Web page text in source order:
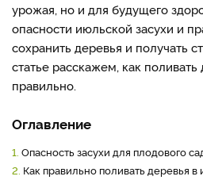
урожая, но и для будущего
опасности июльской засухи и
сохранить деревья и получать
статье расскажем, как
правильно.
Оглавление
1. Опасность засухи для плодового
2. Как правильно поливать деревья